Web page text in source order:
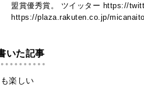
盟賞優秀賞。 ツイッター https://
https://plaza.rakuten.co.jp/
いた記事
楽しい